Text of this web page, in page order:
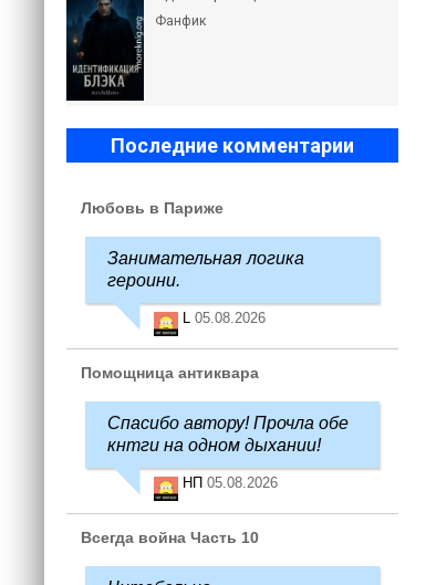
Фанфик
Последние комментарии
Любовь в Париже
Занимательная логика
героини.
L 05.08.2026
Помощница антиквара
Спасибо автору! Прочла обе
кнтги на одном дыхании!
НП 05.08.2026
Всегда война Часть 10